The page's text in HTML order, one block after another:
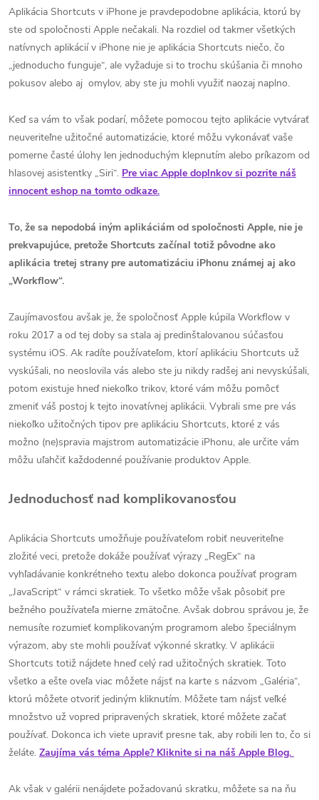
Aplikácia Shortcuts v iPhone je pravdepodobne aplikácia, ktorú by
ste od spoločnosti Apple nečakali. Na rozdiel od takmer všetkých
natívnych aplikácií v iPhone nie je aplikácia Shortcuts niečo, čo
„jednoducho funguje“, ale vyžaduje si to trochu skúšania či mnoho
pokusov alebo aj omylov, aby ste ju mohli využiť naozaj naplno.
Keď sa vám to však podarí, môžete pomocou tejto aplikácie vytvárať
neuveriteľne užitočné automatizácie, ktoré môžu vykonávať vaše
pomerne časté úlohy len jednoduchým klepnutím alebo príkazom od
hlasovej asistentky „Siri“. Pre viac Apple doplnkov si pozrite náš
innocent eshop na tomto odkaze.
To, že sa nepodobá iným aplikáciám od spoločnosti Apple, nie je
prekvapujúce, pretože Shortcuts začínal totiž pôvodne ako
aplikácia tretej strany pre automatizáciu iPhonu známej aj ako
„Workflow“.
Zaujímavosťou avšak je, že spoločnosť Apple kúpila Workflow v
roku 2017 a od tej doby sa stala aj predinštalovanou súčasťou
systému iOS. Ak radíte používateľom, ktorí aplikáciu Shortcuts už
vyskúšali, no neoslovila vás alebo ste ju nikdy radšej ani nevyskúšali,
potom existuje hneď niekoľko trikov, ktoré vám môžu pomôcť
zmeniť váš postoj k tejto inovatívnej aplikácii. Vybrali sme pre vás
niekoľko užitočných tipov pre aplikáciu Shortcuts, ktoré z vás
možno (ne)spravia majstrom automatizácie iPhonu, ale určite vám
môžu uľahčiť každodenné používanie produktov Apple.
Jednoduchosť nad komplikovanosťou
Aplikácia Shortcuts umožňuje používateľom robiť neuveriteľne
zložité veci, pretože dokáže používať výrazy „RegEx“ na
vyhľadávanie konkrétneho textu alebo dokonca používať program
„JavaScript“ v rámci skratiek. To všetko môže však pôsobiť pre
bežného používateľa mierne zmätočne. Avšak dobrou správou je, že
nemusíte rozumieť komplikovaným programom alebo špeciálnym
výrazom, aby ste mohli používať výkonné skratky. V aplikácii
Shortcuts totiž nájdete hneď celý rad užitočných skratiek. Toto
všetko a ešte oveľa viac môžete nájsť na karte s názvom „Galéria“,
ktorú môžete otvoriť jediným kliknutím. Môžete tam nájsť veľké
množstvo už vopred pripravených skratiek, ktoré môžete začať
používať. Dokonca ich viete upraviť presne tak, aby robili len to, čo si
želáte. Zaujíma vás téma Apple? Kliknite si na náš Apple Blog.
Ak však v galérii nenájdete požadovanú skratku, môžete sa na ňu